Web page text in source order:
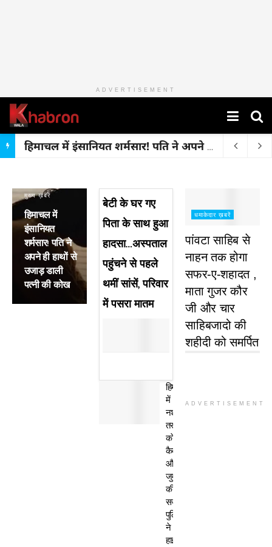
ADVERTISEMENT
हिमाचल में इंसानियत शर्मसार! पति ने अपने ही हाथों से उजाड़ डाली पत्नी की कोख
मुख्य ख़बरें
हिमाचल में
इंसानियत
शर्मसार! पति ने
अपने ही हाथों से
उजाड़ डाली
पत्नी की कोख
बेटी के घर गए
पिता के साथ हुआ
हादसा…अस्पताल
पहुंचने से पहले
थमीं सांसें, परिवार
में पसरा मातम
हिमाचल
में
नशा
तस्कर
काे
कैद
और
जुर्माने
की
सजा,
पुलिस
ने
हाईवे
धमाकेदार ख़बरें
पांवटा साहिब से
नाहन तक होगा
सफर-ए-शहादत ,
माता गुजर कौर
जी और चार
साहिबजादो की
शहीदी को समर्पित
ADVERTISEMENT